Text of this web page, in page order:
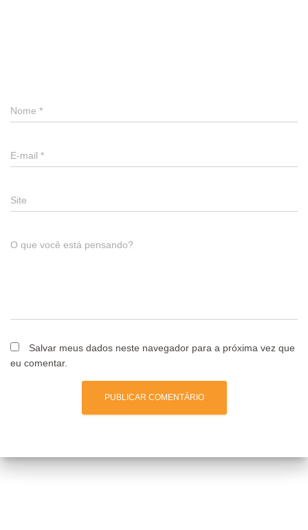
Nome *
E-mail *
Site
O que você está pensando?
Salvar meus dados neste navegador para a próxima vez que
eu comentar.